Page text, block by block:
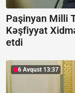
Paşinyan Milli
Kəşfiyyat
etdi
6 Avqust 13:37